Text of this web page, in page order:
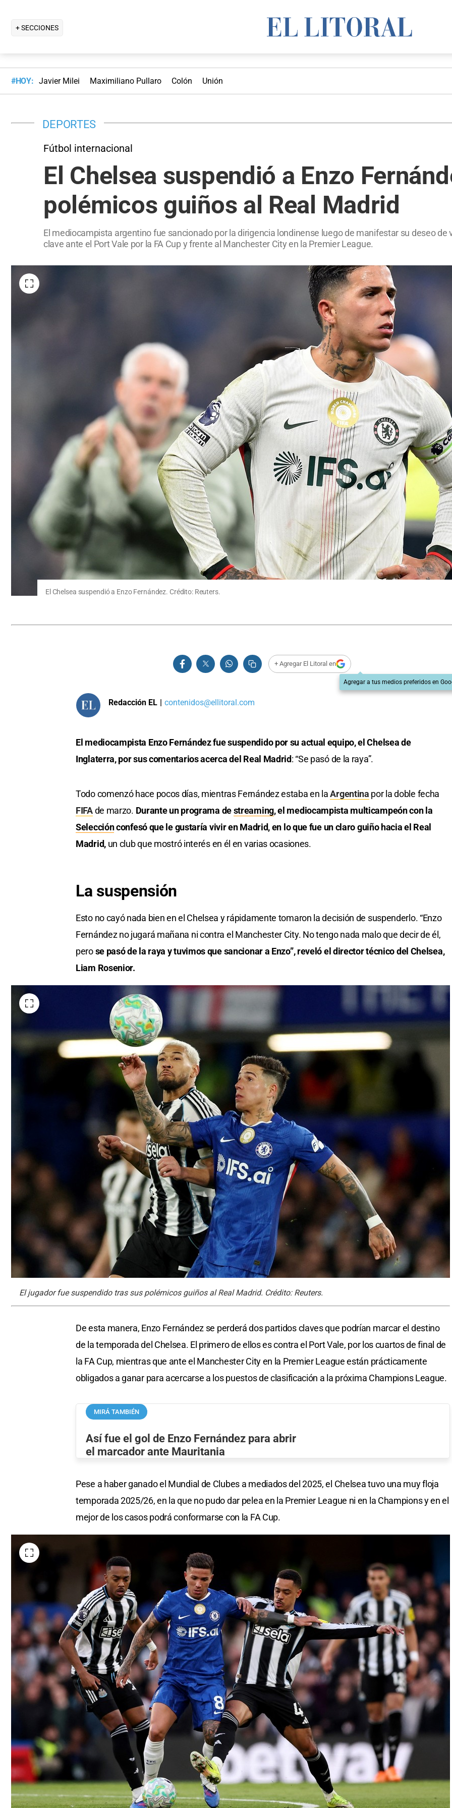
+ SECCIONES
#HOY: Javier Milei Maximiliano Pullaro Colón Unión
DEPORTES
Fútbol internacional
El Chelsea suspendió a Enzo
polémicos guiños al Real Madrid
El mediocampista argentino fue sancionado por la dirigencia londinense luego de manifestar su deseo
clave ante el Port Vale por la FA Cup y frente al Manchester City en la Premier League.
El Chelsea suspendió a Enzo Fernández. Crédito: Reuters.
+ Agregar El Litoral en
Agregar a tus medios preferidos en
Redacción EL | contenidos@ellitoral.com
El mediocampista Enzo Fernández fue suspendido por su actual equipo, el Chelsea de
Inglaterra, por sus comentarios acerca del Real Madrid: “Se pasó de la raya”.
Todo comenzó hace pocos días, mientras Fernández estaba en laArgentina por la doble fecha
FIFAde marzo. Durante un programa destreaming, el mediocampista multicampeón con la
Selecciónconfesó que le gustaría vivir en Madrid, en lo que fue un claro guiño hacia el Real
Madrid,un club que mostró interés en él en varias ocasiones.
La suspensión
Esto no cayó nada bien en el Chelsea y rápidamente tomaron la decisión de suspenderlo. “Enzo
Fernández no jugará mañana ni contra el Manchester City. No tengo nada malo que decir de él,
perose pasó de la raya y tuvimos que sancionar a Enzo”, reveló el director técnico del Chelsea,
Liam Rosenior.
El jugador fue suspendido tras sus polémicos guiños al Real Madrid. Crédito: Reuters.
De esta manera, Enzo Fernández se perderá dos partidos claves que podrían marcar el destino
de la temporada del Chelsea. El primero de ellos es contra el Port Vale, por los cuartos de final de
la FA Cup, mientras que ante el Manchester City en la Premier League están prácticamente
obligados a ganar para acercarse a los puestos de clasificación a la próxima Champions League.
MIRÁ TAMBIÉN
Así fue el gol de Enzo Fernández para abrir
el marcador ante Mauritania
Pese a haber ganado el Mundial de Clubes a mediados del 2025, el Chelsea tuvo una muy floja
temporada 2025/26, en la que no pudo dar pelea en la Premier League ni en la Champions y en el
mejor de los casos podrá conformarse con la FA Cup.